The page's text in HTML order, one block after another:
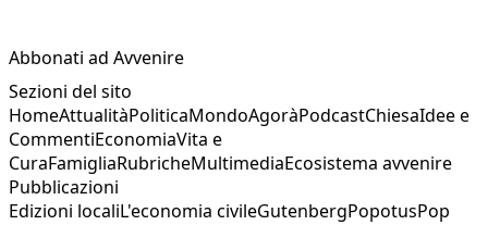
Abbonati ad Avvenire
Sezioni del sito
HomeAttualitàPoliticaMondoAgoràPodcastChiesaIdee e
CommentiEconomiaVita e
CuraFamigliaRubricheMultimediaEcosistema avvenire
Pubblicazioni
Edizioni localiL'economia civileGutenbergPopotusPop